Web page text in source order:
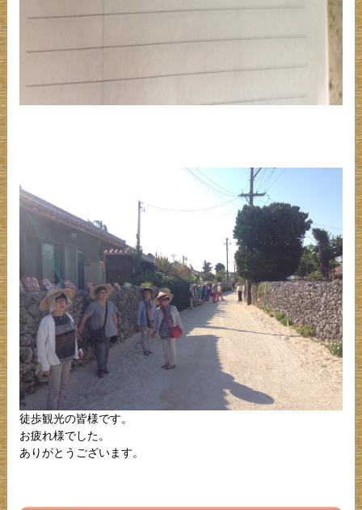
徒歩観光の皆様です。
お疲れ様でした。
ありがとうございます。